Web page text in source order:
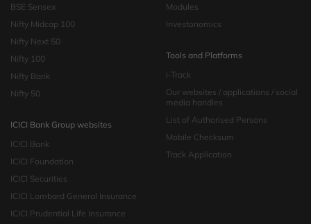
BSE Sensex
Nifty Midcap 100
Nifty Next 50
Nifty 100
Nifty Bank
Nifty 50
ICICI Bank Group websites
ICICI Bank
ICICI Foundation
ICICI Securities
ICICI Lombard General Insurance
ICICI Prudential Life Insurance
Modules
Investonomics
Tools and Platforms
i-Track
Our websites / applications / social
media handles
List of Authorised Persons
Mobile Checksum
Track Application